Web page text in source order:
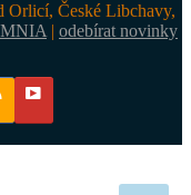
Orlicí, České Libchavy,
| odebírat novinky